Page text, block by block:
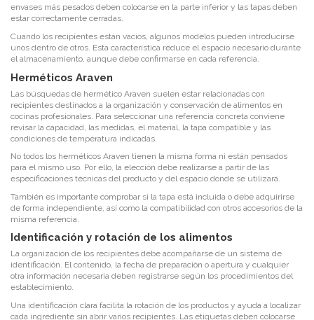
envases más pesados deben colocarse en la parte inferior y las tapas deben
estar correctamente cerradas.
Cuando los recipientes están vacíos, algunos modelos pueden introducirse
unos dentro de otros. Esta característica reduce el espacio necesario durante
el almacenamiento, aunque debe confirmarse en cada referencia.
Herméticos Araven
Las búsquedas de hermético Araven suelen estar relacionadas con
recipientes destinados a la organización y conservación de alimentos en
cocinas profesionales. Para seleccionar una referencia concreta conviene
revisar la capacidad, las medidas, el material, la tapa compatible y las
condiciones de temperatura indicadas.
No todos los herméticos Araven tienen la misma forma ni están pensados
para el mismo uso. Por ello, la elección debe realizarse a partir de las
especificaciones técnicas del producto y del espacio donde se utilizará.
También es importante comprobar si la tapa está incluida o debe adquirirse
de forma independiente, así como la compatibilidad con otros accesorios de la
misma referencia.
Identificación y rotación de los alimentos
La organización de los recipientes debe acompañarse de un sistema de
identificación. El contenido, la fecha de preparación o apertura y cualquier
otra información necesaria deben registrarse según los procedimientos del
establecimiento.
Una identificación clara facilita la rotación de los productos y ayuda a localizar
cada ingrediente sin abrir varios recipientes. Las etiquetas deben colocarse